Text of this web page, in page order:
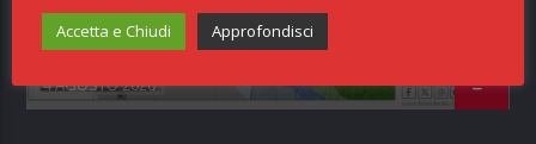
4 AGOSTO 2026
Accetta e Chiudi Approfondisci